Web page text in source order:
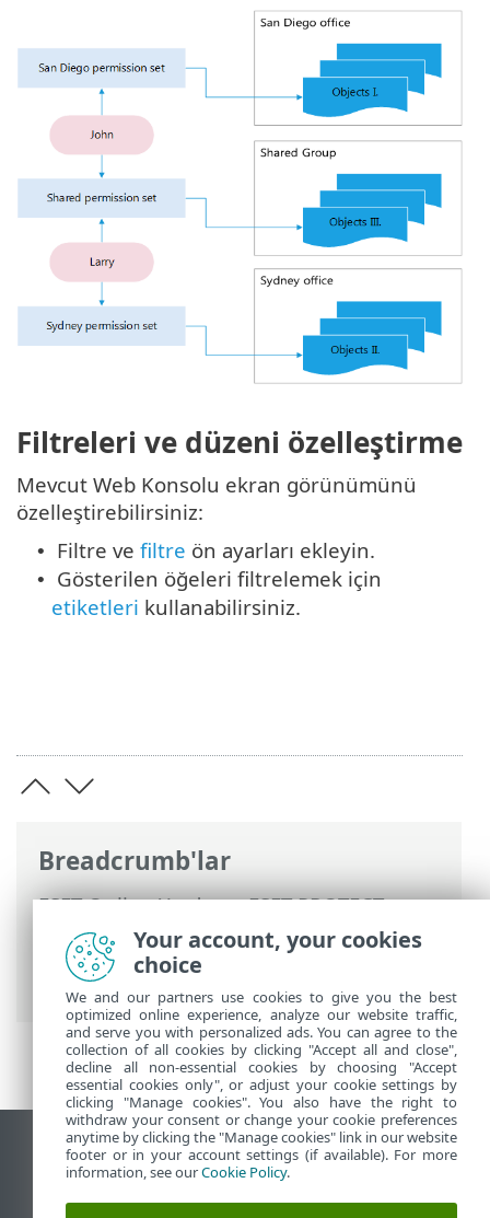
Breadcrumb'lar
ESET Online Yardım>ESET PROTECT>
ESET PROTECT Ürününü Kullanma>ESET
PROTECT Ana Menü
Daha Fazla
Hakları > Kullanıcılar
Filtreleri ve düzeni özelleştirme
Mevcut Web Konsolu ekran görünümünü
özelleştirebilirsiniz:
• Filtre ve filtre ön ayarları ekleyin.
•
Gösterilen öğeleri filtrelemek için
etiketleri kullanabilirsiniz.
Masaüstü sitesini görüntüle
End of Life
ESET Bilgi Bankası
Your account, your cookies
choice
We and our partners use cookies to give you the best
optimized online experience, analyze our website traffic,
and serve you with personalized ads. You can agree to the
collection of all cookies by clicking "Accept all and close",
decline all non-essential cookies by choosing "Accept
essential cookies only", or adjust your cookie settings by
clicking "Manage cookies". You also have the right to
withdraw your consent or change your cookie preferences
anytime by clicking the "Manage cookies" link in our website
footer or in your account settings (if available). For more
information, see ourCookie Policy.